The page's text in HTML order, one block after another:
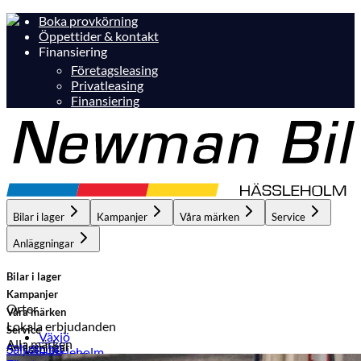
Boka provkörning
Öppettider & kontakt
Finansiering
Företagsleasing
Privatleasing
Finansiering
Bilar i lager Kampanjer Våra märken Service
Anläggningar
Bilar i lager
Orter
Växjö
Hässleholm
Kampanjer
Lokala erbjudanden
Hässleholm
Våra märken
Alla märken
Service
Anläggningar
Sälj din bil